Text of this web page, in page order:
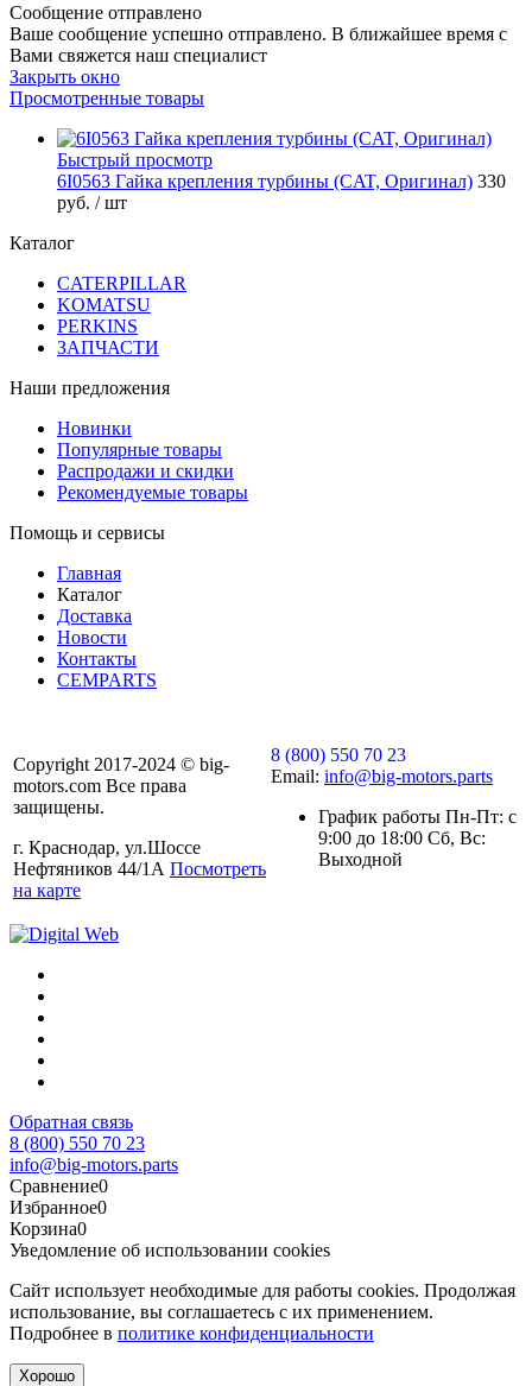
Сообщение отправлено
Ваше сообщение успешно отправлено. В ближайшее время с
Вами свяжется наш специалист
Закрыть окно
Просмотренные товары
Быстрый просмотр
6I0563 Гайка крепления турбины (CAT, Оригинал) 330
руб. / шт
Каталог
CATERPILLAR
KOMATSU
PERKINS
ЗАПЧАСТИ
Наши предложения
Новинки
Популярные товары
Распродажи и скидки
Рекомендуемые товары
Помощь и сервисы
Главная
Каталог
Доставка
Новости
Контакты
CEMPARTS
Copyright 2017-2024 © big-
motors.com Все права
защищены.
г. Краснодар, ул.Шоссе
Нефтяников 44/1А Посмотреть
на карте
8 (800) 550 70 23
Email: info@big-motors.parts
График работы Пн-Пт: с
9:00 до 18:00 Сб, Вс:
Выходной
Обратная связь
8 (800) 550 70 23
info@big-motors.parts
Сравнение0
Избранное0
Корзина0
Уведомление об использовании cookies
Сайт использует необходимые для работы cookies. Продолжая
использование, вы соглашаетесь с их применением.
Подробнее в политике конфиденциальности
Хорошо